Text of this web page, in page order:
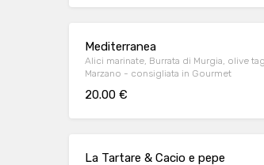
Mediterranea
Alici marinate, Burrata di Murgia, olive
Marzano - consigliata in Gourmet
20.00 €
La Tartare & Cacio e pepe